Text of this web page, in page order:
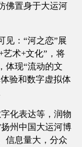
佛置身于大运河
见：“河之恋”展
艺术+文化”，将
体现“流动的文
验和数字虚拟体
化表达等，润物
州中国大运河博
信息量大，分众